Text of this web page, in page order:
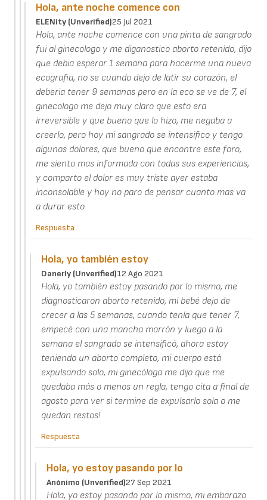
Hola, ante noche comence con
ELENity (unverified)25 Jul 2021
Hola, ante noche comence con una pinta de sangrado
fui al ginecologo y me diganostico aborto retenido, dijo
que debia esperar 1 semana para hacerme una nueva
ecografia, no se cuando dejo de latir su corazón, el
deberia tener 9 semanas pero en la eco se ve de 7, el
ginecologo me dejo muy claro que esto era
irreversible y que bueno que lo hizo, me negaba a
creerlo, pero hoy mi sangrado se intensifico y tengo
algunos dolores, que bueno que encontre este foro,
me siento mas informada con todas sus experiencias,
y comparto el dolor es muy triste ayer estaba
inconsolable y hoy no paro de pensar cuanto mas va
a durar esto
Respuesta
Hola, yo también estoy
Danerly (unverified)12 Ago 2021
Hola, yo también estoy pasando por lo mismo, me
diagnosticaron aborto retenido, mi bebé dejo de
crecer a las 5 semanas, cuando tenía que tener 7,
empecé con una mancha marrón y luego a la
semana el sangrado se intensificó, ahora estoy
teniendo un aborto completo, mi cuerpo está
expulsando solo, mi ginecóloga me dijo que me
quedaba más o menos un regla, tengo cita a final de
agosto para ver si termine de expulsarlo sola o me
quedan restos!
Respuesta
Hola, yo estoy pasando por lo
Anónimo (unverified)27 Sep 2021
Hola, yo estoy pasando por lo mismo, mi embarazo